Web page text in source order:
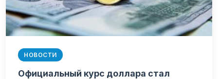
НОВОСТИ
Официальный курс доллара стал